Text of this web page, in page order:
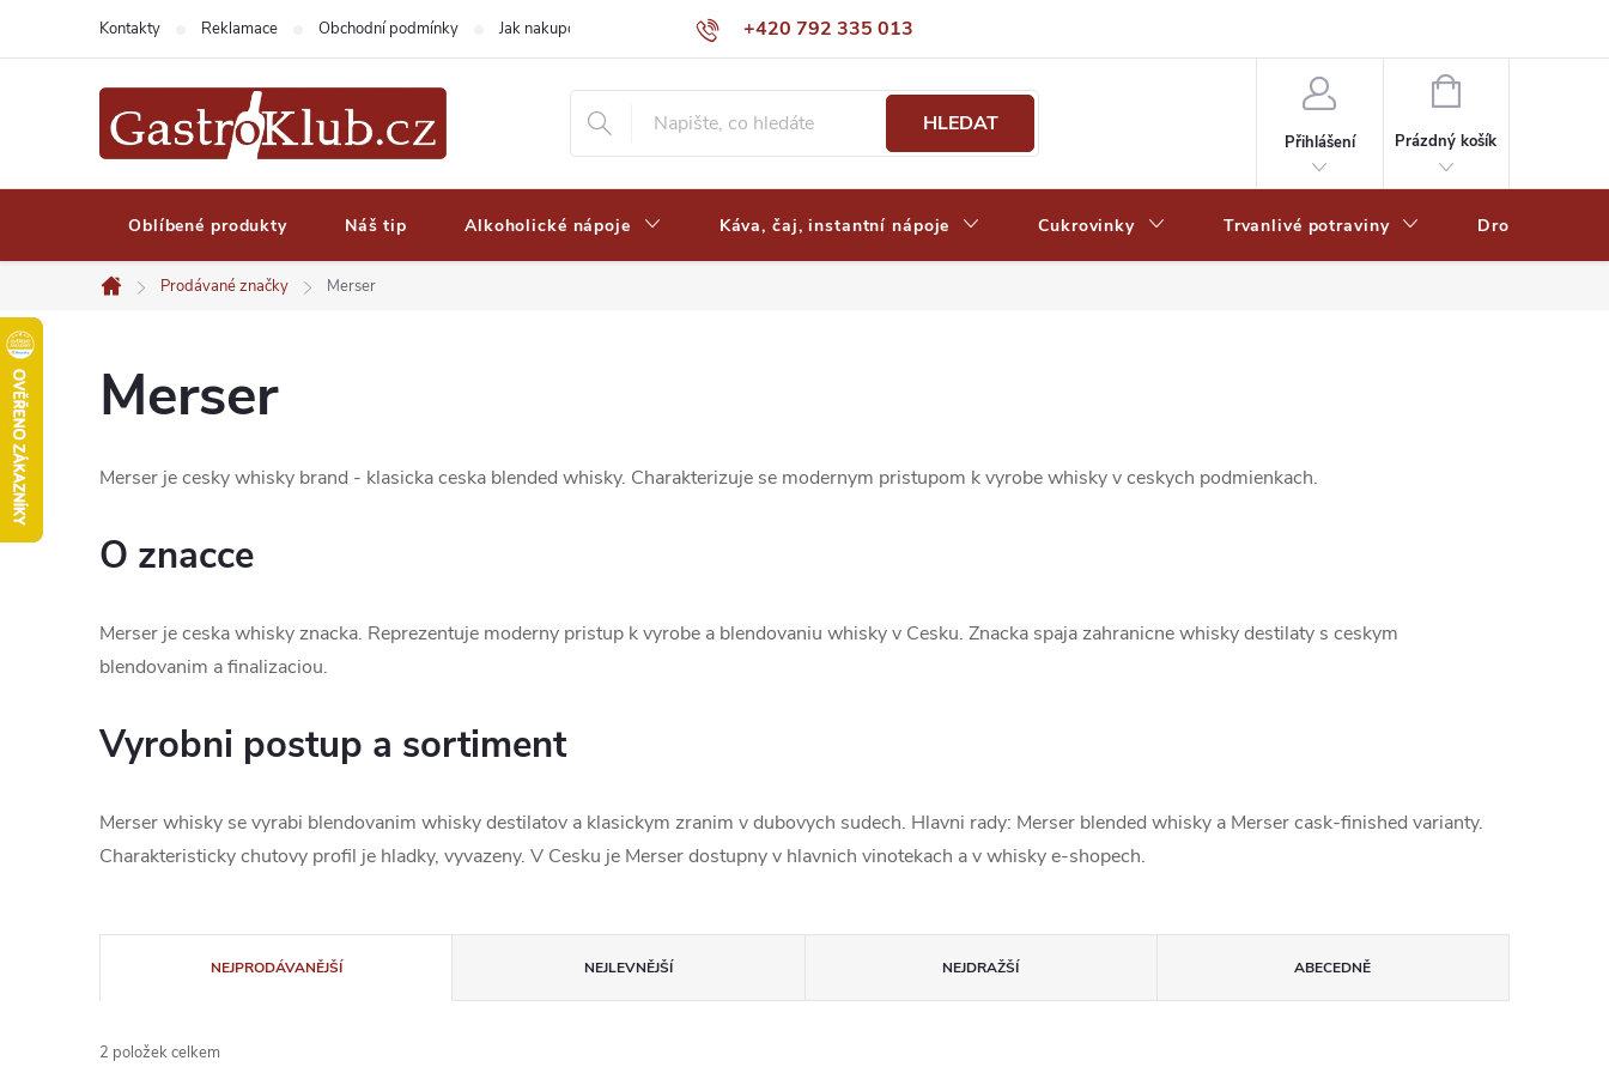
+420 792 335 013
Kontakty Reklamace Obchodní podmínky Jak nakupovat Výdejní místa a ceny dopravy Často kladené otázky
HLEDAT
Přihlášení
NÁKUPNÍ
Prázdný košík
Oblíbené produkty Náš tip Alkoholické nápoje Káva, čaj, instantní nápoje Cukrovinky Trvanlivé potraviny Drogerie
Domů
Prodávané značky Merser
Merser
Merser je cesky whisky brand - klasicka ceska blended whisky. Charakterizuje se modernym pristupom k vyrobe whisky v ceskych podmienkach.
O znacce
Merser je ceska whisky znacka. Reprezentuje moderny pristup k vyrobe a blendovaniu whisky v Cesku. Znacka spaja zahranicne whisky destilaty s ceskym
blendovanim a finalizaciou.
Vyrobni postup a sortiment
Merser whisky se vyrabi blendovanim whisky destilatov a klasickym zranim v dubovych sudech. Hlavni rady: Merser blended whisky a Merser cask-finished varianty.
Charakteristicky chutovy profil je hladky, vyvazeny. V Cesku je Merser dostupny v hlavnich vinotekach a v whisky e-shopech.
a
NEJPRODÁVANĚJŠÍ NEJLEVNĚJŠÍ NEJDRAŽŠÍ ABECEDNĚ
2 položek celkem